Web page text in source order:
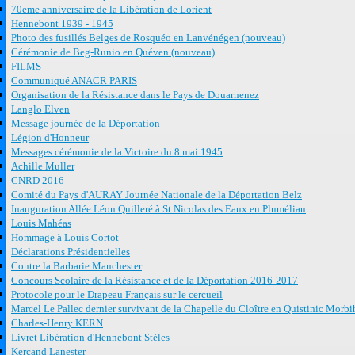
70eme anniversaire de la Libération de Lorient
Hennebont 1939 - 1945
Photo des fusillés Belges de Rosquéo en Lanvénégen (nouveau)
Cérémonie de Beg-Runio en Quéven (nouveau)
FILMS
Communiqué ANACR PARIS
Organisation de la Résistance dans le Pays de Douarnenez
Langlo Elven
Message journée de la Déportation
Légion d'Honneur
Messages cérémonie de la Victoire du 8 mai 1945
Achille Muller
CNRD 2016
Comité du Pays d'AURAY Journée Nationale de la Déportation Belz
Inauguration Allée Léon Quilleré à St Nicolas des Eaux en Pluméliau
Louis Mahéas
Hommage à Louis Cortot
Déclarations Présidentielles
Contre la Barbarie Manchester
Concours Scolaire de la Résistance et de la Déportation 2016-2017
Protocole pour le Drapeau Français sur le cercueil
Marcel Le Pallec dernier survivant de la Chapelle du Cloître en Quistinic
Charles-Henry KERN
Livret Libération d'Hennebont Stèles
Kercand Lanester